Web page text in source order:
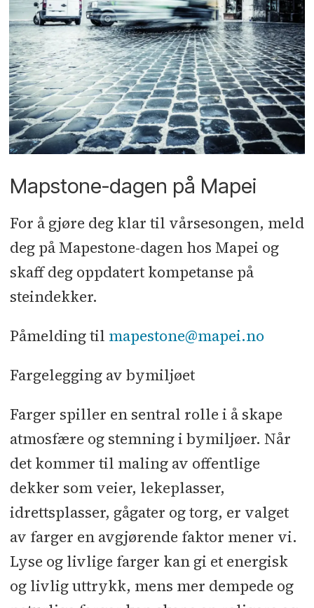
gjennom NHO, Byggevareindustriens
Forening og den regionale
industriforeningen7sterke, som vi
var initiativtaker til å etablere.
Mapstone-dagen på Mapei
For å gjøre deg klar til vårsesongen, meld
deg på Mapestone-dagen hos Mapei og
skaff deg oppdatert kompetanse på
steindekker.
Påmelding til mapestone@mapei.no
Fargelegging av bymiljøet
Farger spiller en sentral rolle i å skape
atmosfære og stemning i bymiljøer. Når
det kommer til maling av offentlige
dekker som veier, lekeplasser,
idrettsplasser, gågater og torg, er valget
av farger en avgjørende faktor mener vi.
Lyse og livlige farger kan gi et energisk
og livlig uttrykk, mens mer dempede og